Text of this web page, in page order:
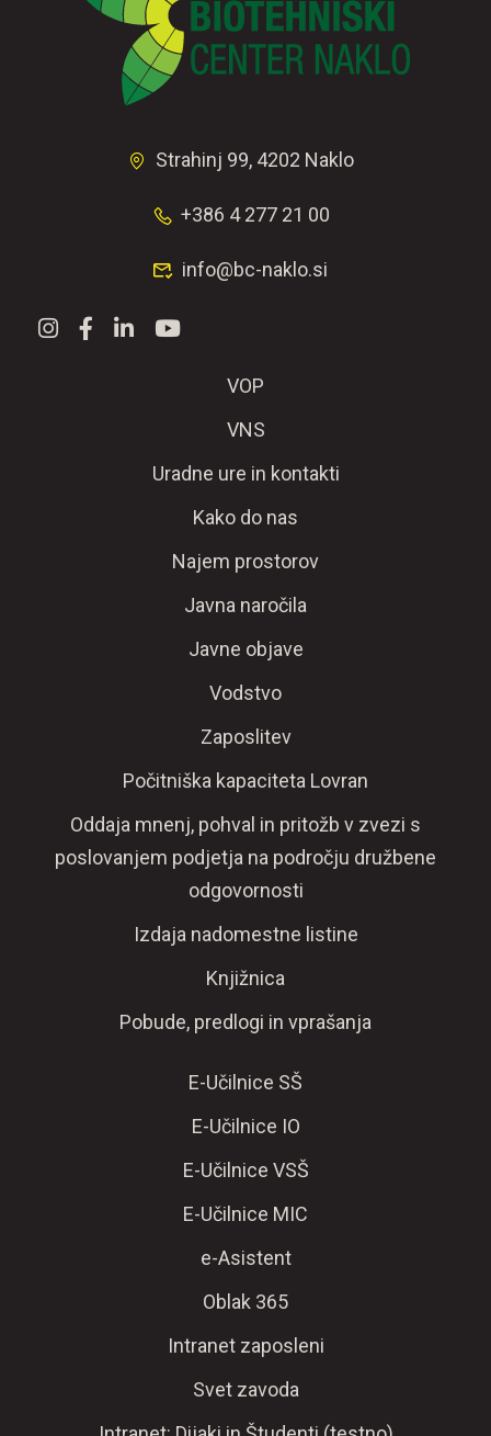
Strahinj 99, 4202 Naklo
+386 4 277 21 00
info@bc-naklo.si
VOP
VNS
Uradne ure in kontakti
Kako do nas
Najem prostorov
Javna naročila
Javne objave
Vodstvo
Zaposlitev
Počitniška kapaciteta Lovran
Oddaja mnenj, pohval in pritožb v zvezi s
poslovanjem podjetja na področju družbene
odgovornosti
Izdaja nadomestne listine
Knjižnica
Pobude, predlogi in vprašanja
E-Učilnice SŠ
E-Učilnice IO
E-Učilnice VSŠ
E-Učilnice MIC
e-Asistent
Oblak 365
Intranet zaposleni
Svet zavoda